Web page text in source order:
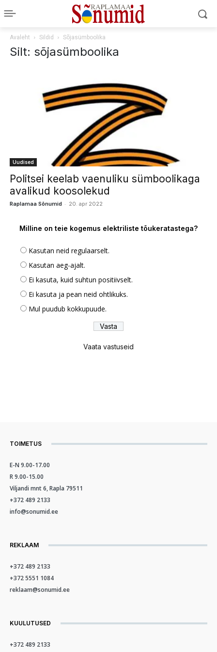
Avaleht Sildid Sõjasümboolika
Silt: sõjasümboolika
Uudised
Politsei keelab vaenuliku sümboolikaga
avalikud koosolekud
Raplamaa Sõnumid - 20. apr 2022
Milline on teie kogemus elektriliste tõukeratastega?
Kasutan neid regulaarselt.
Kasutan aeg-ajalt.
Ei kasuta, kuid suhtun positiivselt.
Ei kasuta ja pean neid ohtlikuks.
Mul puudub kokkupuude.
Vaata vastuseid
TOIMETUS
E-N 9.00-17.00
R 9.00-15.00
Viljandi mnt 6, Rapla 79511
+372 489 2133
info@sonumid.ee
REKLAAM
+372 489 2133
+372 5551 1084
reklaam@sonumid.ee
KUULUTUSED
+372 489 2133